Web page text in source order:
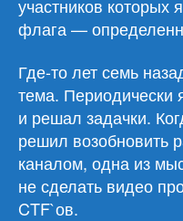
участников которых
флага —
Где-то лет семь
тема. Периодически
и решал задачки.
решил возобновить
каналом, одна из
не сделать видео
CTF`ов.